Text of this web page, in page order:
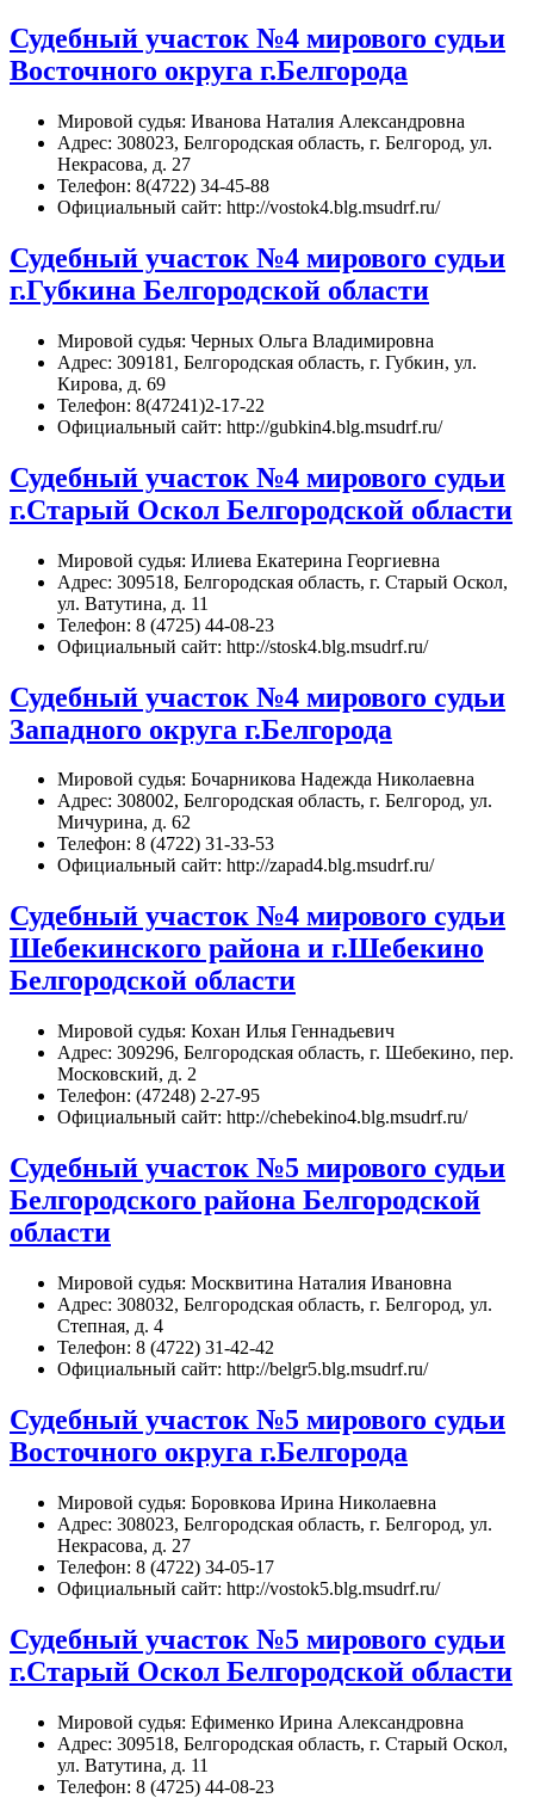
Судебный участок №4 мирового судьи
Восточного округа г.Белгорода
Мировой судья: Иванова Наталия Александровна
Адрес: 308023, Белгородская область, г. Белгород, ул.
Некрасова, д. 27
Телефон: 8(4722) 34-45-88
Официальный сайт: http://vostok4.blg.msudrf.ru/
Судебный участок №4 мирового судьи
г.Губкина Белгородской области
Мировой судья: Черных Ольга Владимировна
Адрес: 309181, Белгородская область, г. Губкин, ул.
Кирова, д. 69
Телефон: 8(47241)2-17-22
Официальный сайт: http://gubkin4.blg.msudrf.ru/
Судебный участок №4 мирового судьи
г.Старый Оскол Белгородской области
Мировой судья: Илиева Екатерина Георгиевна
Адрес: 309518, Белгородская область, г. Старый Оскол,
ул. Ватутина, д. 11
Телефон: 8 (4725) 44-08-23
Официальный сайт: http://stosk4.blg.msudrf.ru/
Судебный участок №4 мирового судьи
Западного округа г.Белгорода
Мировой судья: Бочарникова Надежда Николаевна
Адрес: 308002, Белгородская область, г. Белгород, ул.
Мичурина, д. 62
Телефон: 8 (4722) 31-33-53
Официальный сайт: http://zapad4.blg.msudrf.ru/
Судебный участок №4 мирового судьи
Шебекинского района и г.Шебекино
Белгородской области
Мировой судья: Кохан Илья Геннадьевич
Адрес: 309296, Белгородская область, г. Шебекино, пер.
Московский, д. 2
Телефон: (47248) 2-27-95
Официальный сайт: http://chebekino4.blg.msudrf.ru/
Судебный участок №5 мирового судьи
Белгородского района Белгородской
области
Мировой судья: Москвитина Наталия Ивановна
Адрес: 308032, Белгородская область, г. Белгород, ул.
Степная, д. 4
Телефон: 8 (4722) 31-42-42
Официальный сайт: http://belgr5.blg.msudrf.ru/
Судебный участок №5 мирового судьи
Восточного округа г.Белгорода
Мировой судья: Боровкова Ирина Николаевна
Адрес: 308023, Белгородская область, г. Белгород, ул.
Некрасова, д. 27
Телефон: 8 (4722) 34-05-17
Официальный сайт: http://vostok5.blg.msudrf.ru/
Судебный участок №5 мирового судьи
г.Старый Оскол Белгородской области
Мировой судья: Ефименко Ирина Александровна
Адрес: 309518, Белгородская область, г. Старый Оскол,
ул. Ватутина, д. 11
Телефон: 8 (4725) 44-08-23